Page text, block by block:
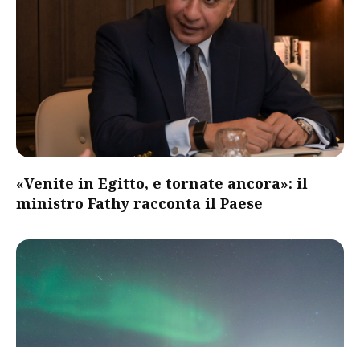
«Venite in Egitto, e tornate ancora»: il
ministro Fathy racconta il Paese